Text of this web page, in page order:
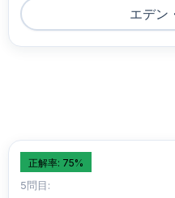
エデン
正解率: 75%
5問目: